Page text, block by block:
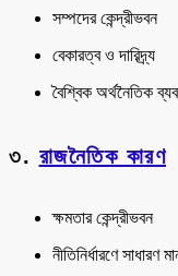
সম্পদের কেন্দ্রীভবন
বেকারত্ব ও দারিদ্র্য
বৈশ্বিক অর্থনৈতিক
৩. রাজনৈতিক কারণ
ক্ষমতার কেন্দ্রীভবন
নীতিনির্ধারণে